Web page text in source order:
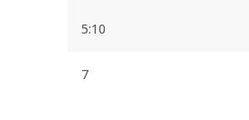
5:10
7